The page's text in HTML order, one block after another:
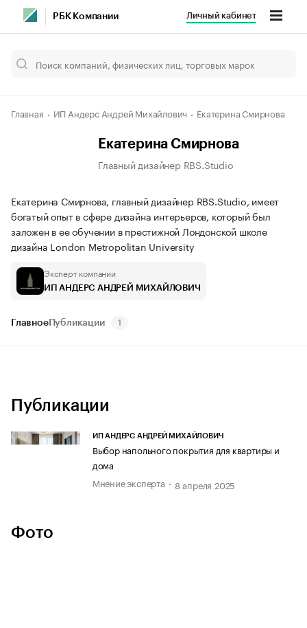
РБК Компании Личный кабинет
Главная ИП Андерс Андрей Михайлович Екатерина Смирнова
Екатерина Смирнова
Главный дизайнер RBS.Studio
Екатерина Смирнова, главный дизайнер RBS.Studio, имеет
богатый опыт в сфере дизайна интерьеров, который был
заложен в ее обучении в престижной Лондонской школе
дизайна London Metropolitan University
Эксперт компании
ИП АНДЕРС АНДРЕЙ МИХАЙЛОВИЧ
ГлавноеПубликации 1
Публикации
ИП АНДЕРС АНДРЕЙ МИХАЙЛОВИЧ
Выбор напольного покрытия для квартиры и
дома
Мнение эксперта
8 апреля 2025
Фото